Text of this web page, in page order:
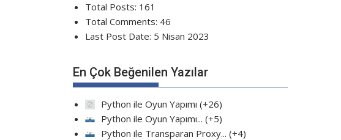
Total Posts: 161
Total Comments: 46
Last Post Date: 5 Nisan 2023
En Çok Beğenilen Yazılar
Python ile Oyun Yapımı +26
Python ile Oyun Yapımı... +5
Python ile Transparan Proxy... +4